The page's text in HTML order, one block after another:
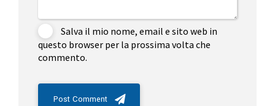
Salva il mio nome, email e sito web in
questo browser per la prossima volta che
commento.
Post Comment